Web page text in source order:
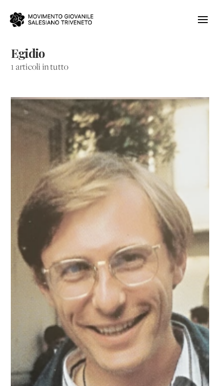
Egidio
1 articoli in tutto